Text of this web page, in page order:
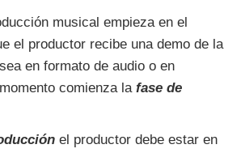
musical empieza en el
el productor recibe una demo de la
en formato de audio o en
comienza la fase de
el productor debe estar en